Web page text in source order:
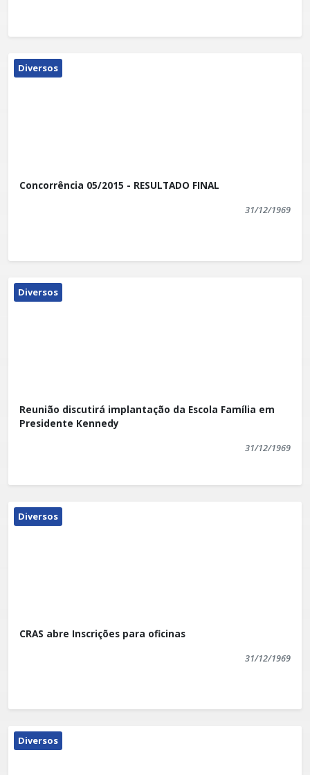
Diversos
Concorrência 05/2015 - RESULTADO FINAL
31/12/1969
Diversos
Reunião discutirá implantação da Escola Família em
Presidente Kennedy
31/12/1969
Diversos
CRAS abre Inscrições para oficinas
31/12/1969
Diversos